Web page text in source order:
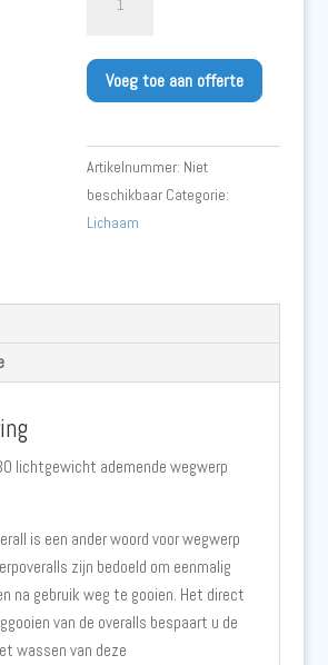
ter
bescherming
vloeistoffen
Wit
aantal
Voeg toe aan offerte
Artikelnummer: Niet
beschikbaar Categorie:
Lichaam
lichtgewicht ademende wegwerp
is een ander woord voor wegwerp
zijn bedoeld om eenmalig
na gebruik weg te gooien. Het direct
van de overalls bespaart u de
wassen van deze